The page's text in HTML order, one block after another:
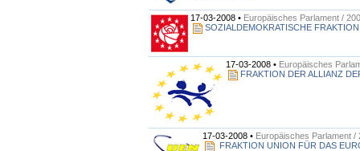
17-03-2008 • Europäisches Parlament /
SOZIALDEMOKRATISCHE
17-03-2008 • Europäisches
FRAKTION DER ALLIANZ
17-03-2008 • Europäisches Parlament /
FRAKTION UNION FÜR DAS